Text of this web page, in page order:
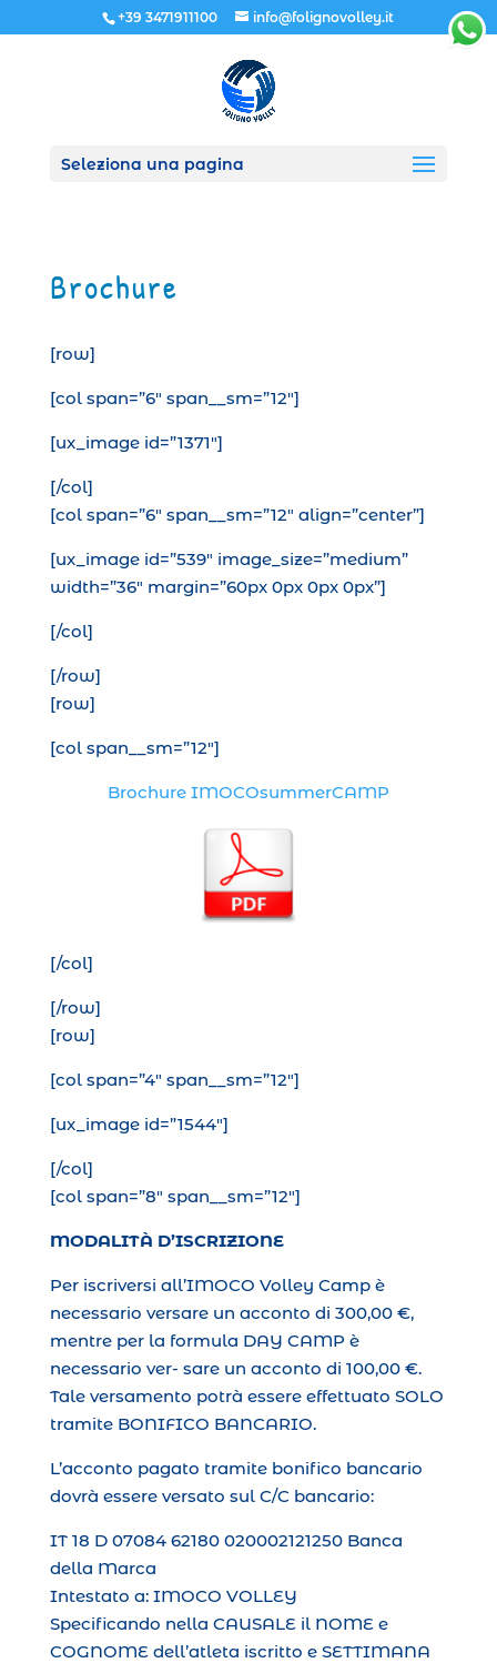
+39 3471911100 info@folignovolley.it
Seleziona una pagina
Brochure
[row]
[col span=”6″ span__sm=”12″]
[ux_image id=”1371″]
[/col]
[col span=”6″ span__sm=”12″ align=”center”]
[ux_image id=”539″ image_size=”medium”
width=”36″ margin=”60px 0px 0px 0px”]
[/col]
[/row]
[row]
[col span__sm=”12″]
Brochure IMOCOsummerCAMP
[/col]
[/row]
[row]
[col span=”4″ span__sm=”12″]
[ux_image id=”1544″]
[/col]
[col span=”8″ span__sm=”12″]
MODALITÀ D’ISCRIZIONE
Per iscriversi all’IMOCO Volley Camp è
necessario versare un acconto di 300,00 €,
mentre per la formula DAY CAMP è
necessario ver- sare un acconto di 100,00 €.
Tale versamento potrà essere effettuato SOLO
tramite BONIFICO BANCARIO.
L’acconto pagato tramite bonifico bancario
dovrà essere versato sul C/C bancario:
IT 18 D 07084 62180 020002121250 Banca
della Marca
Intestato a: IMOCO VOLLEY
Specificando nella CAUSALE il NOME e
COGNOME dell’atleta iscritto e SETTIMANA